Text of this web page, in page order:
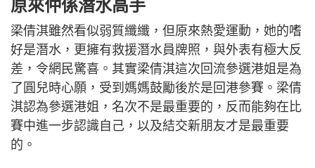
原來仲係潛水高手
梁倩淇雖然看似弱質纖纖，但原來熱愛運動，她的嗜
好是潛水，更擁有救援潛水員牌照，與外表有極大反
差，令網民驚喜。其實梁倩淇這次回流參選港姐是為
了圓兒時心願，受到媽媽鼓勵後於是回港參賽。梁倩
淇認為參選港姐，名次不是最重要的，反而能夠在比
賽中進一步認識自己，以及結交新朋友才是最重要
的。